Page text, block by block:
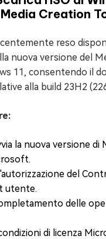
Creation
reso
nuova versione del
11, consentendo il
alla build 23H2
la nuova versione di
del
utente.
delle
di licenza